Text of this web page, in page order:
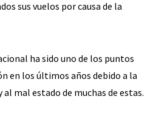
sus vuelos por causa de la
ha sido uno de los puntos
en los últimos años debido a la
mal estado de muchas de estas.